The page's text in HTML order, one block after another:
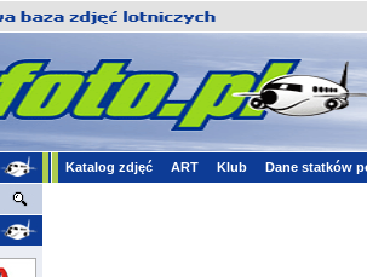
Katalog zdjęć ART Klub Dane statków